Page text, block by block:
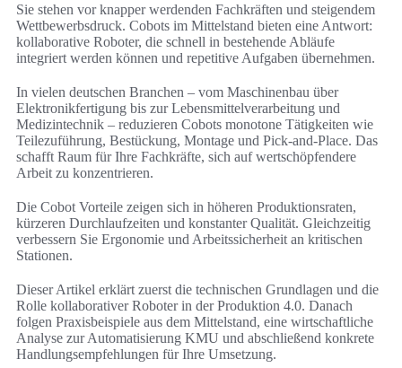
Sie stehen vor knapper werdenden Fachkräften und steigendem
Wettbewerbsdruck. Cobots im Mittelstand bieten eine Antwort:
kollaborative Roboter, die schnell in bestehende Abläufe
integriert werden können und repetitive Aufgaben übernehmen.
In vielen deutschen Branchen – vom Maschinenbau über
Elektronikfertigung bis zur Lebensmittelverarbeitung und
Medizintechnik – reduzieren Cobots monotone Tätigkeiten wie
Teilezuführung, Bestückung, Montage und Pick-and-Place. Das
schafft Raum für Ihre Fachkräfte, sich auf wertschöpfendere
Arbeit zu konzentrieren.
Die Cobot Vorteile zeigen sich in höheren Produktionsraten,
kürzeren Durchlaufzeiten und konstanter Qualität. Gleichzeitig
verbessern Sie Ergonomie und Arbeitssicherheit an kritischen
Stationen.
Dieser Artikel erklärt zuerst die technischen Grundlagen und die
Rolle kollaborativer Roboter in der Produktion 4.0. Danach
folgen Praxisbeispiele aus dem Mittelstand, eine wirtschaftliche
Analyse zur Automatisierung KMU und abschließend konkrete
Handlungsempfehlungen für Ihre Umsetzung.